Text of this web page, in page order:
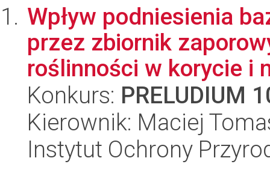
Wpływ podniesienia
przez zbiornik
roślinności w korycie i
Konkurs: PRELUDIUM
Kierownik: Maciej
Instytut Ochrony